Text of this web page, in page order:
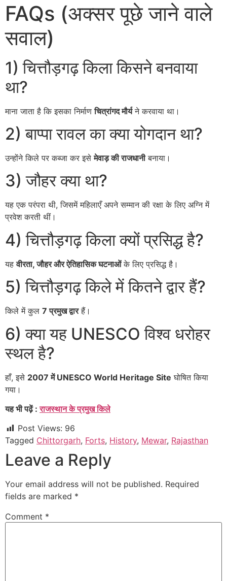
FAQs (अक्सर पूछे जाने वाले
सवाल)
1) चित्तौड़गढ़ किला किसने बनवाया
था?
माना जाता है कि इसका निर्माणचित्रांगद मौर्यने करवाया था।
2) बाप्पा रावल का क्या योगदान था?
उन्होंने किले पर कब्जा कर इसेमेवाड़ की राजधानीबनाया।
3) जौहर क्या था?
यह एक परंपरा थी, जिसमें महिलाएँ अपने सम्मान की रक्षा के लिए अग्नि में
प्रवेश करती थीं।
4) चित्तौड़गढ़ किला क्यों प्रसिद्ध है?
यहवीरता, जौहर और ऐतिहासिक घटनाओंके लिए प्रसिद्ध है।
5) चित्तौड़गढ़ किले में कितने द्वार हैं?
किले में कुल 7 प्रमुख द्वारहैं।
6) क्या यह UNESCO विश्व धरोहर
स्थल है?
हाँ, इसे 2007 में UNESCO World Heritage Site घोषित किया
गया।
यह भी पढ़ें :राजस्थान के प्रमुख किले
Post Views: 96
Tagged Chittorgarh, Forts, History, Mewar, Rajasthan
Leave a Reply
Your email address will not be published. Required
fields are marked *
Comment *